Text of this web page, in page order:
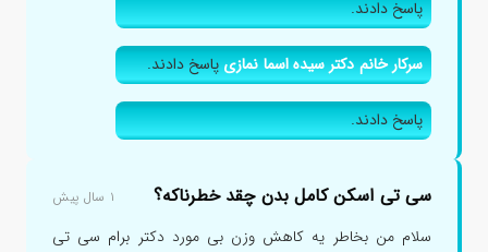
پاسخ دادند.
سرکار خانم دکتر سیده اسما نمازیپاسخ دادند.
پاسخ دادند.
سی تی اسکن کامل بدن چقد خطرناکه؟ ۱ سال پیش
سلام من بخاطر یه کاهش وزن بی مورد دکتر برام سی تی